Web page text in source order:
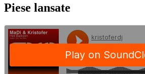
Piese lansate